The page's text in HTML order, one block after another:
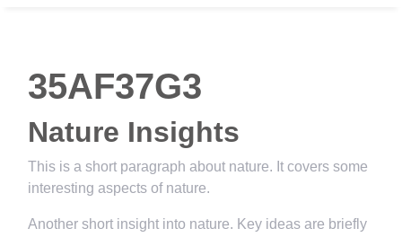
35AF37G3
Nature Insights
This is a short paragraph about nature. It covers some
interesting aspects of nature.
Another short insight into nature. Key ideas are briefly